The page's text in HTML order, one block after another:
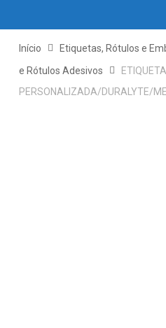
Início Etiquetas, Rótulos e
e Rótulos Adesivos
PERSONALIZADA/DURALYTE/